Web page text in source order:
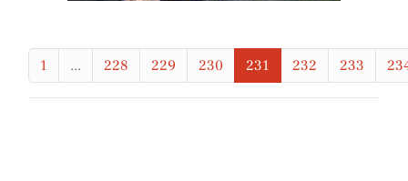
1 ... 228 229 230 231 232 233